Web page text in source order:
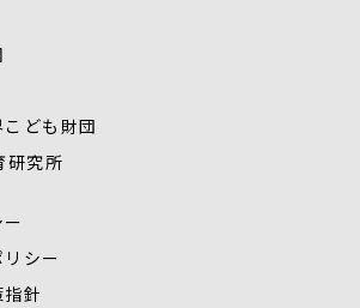
ども財団
研究所
シー
針